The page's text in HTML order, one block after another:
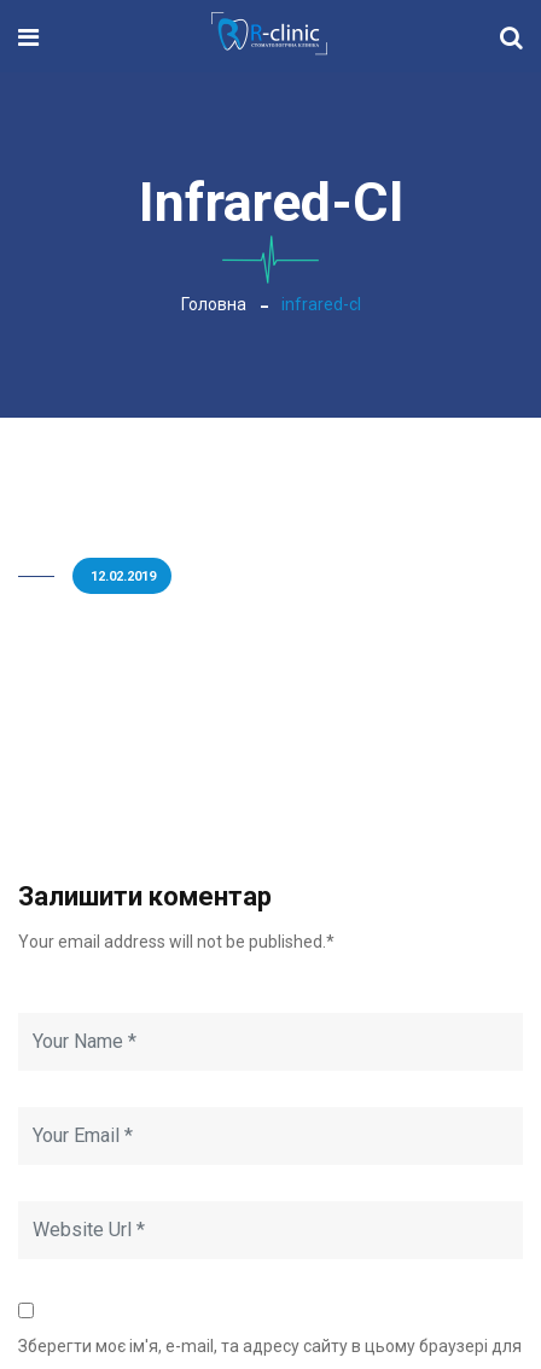
Infrared-Cl
Головна infrared-cl
12.02.2019
Залишити коментар
Your email address will not be published.*
Зберегти моє ім'я, e-mail, та адресу сайту в цьому браузері для